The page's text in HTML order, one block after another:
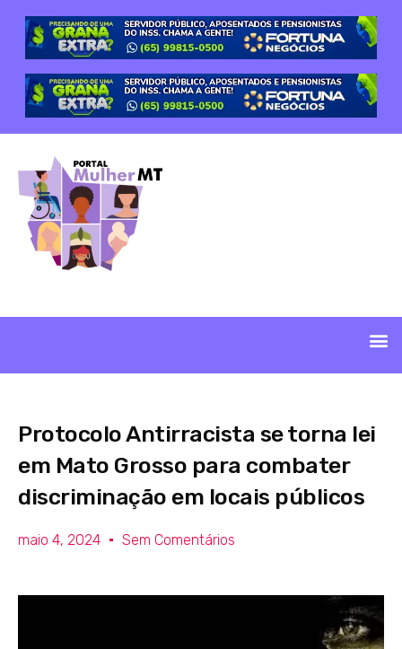
Protocolo Antirracista se torna lei
em Mato Grosso para combater
discriminação em locais públicos
maio 4, 2024 Sem Comentários